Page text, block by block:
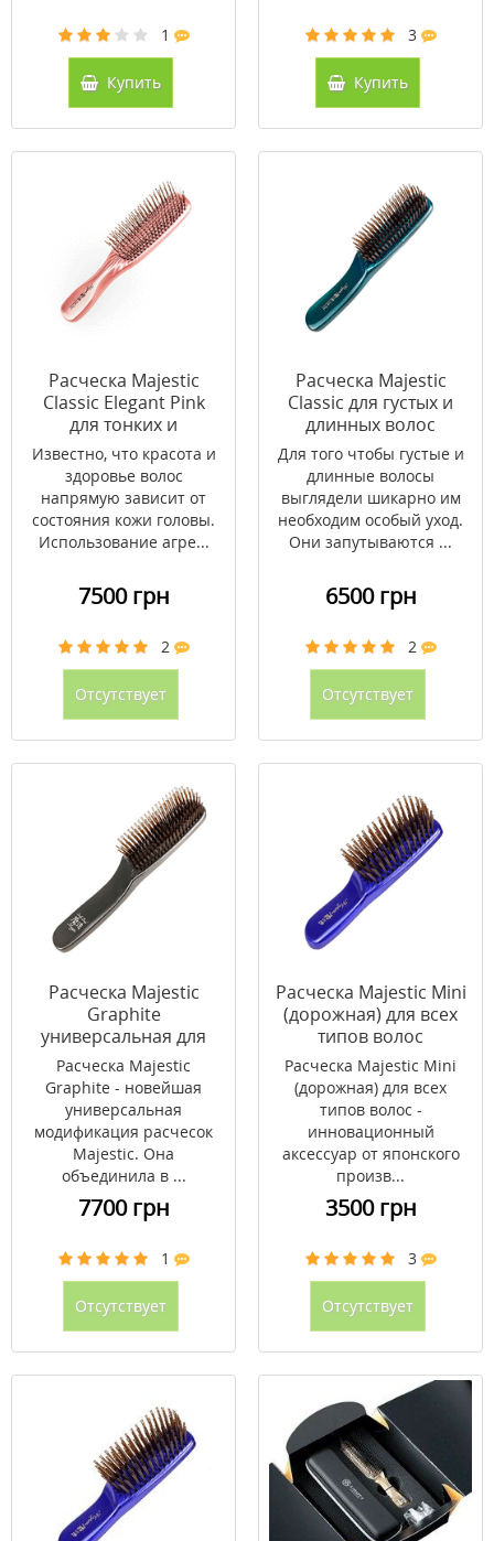
1
Купить
3
Купить
Расческа Majestic
Classic Elegant Pink
для тонких и
ослабленных волос
Известно, что красота и
здоровье волос
напрямую зависит от
состояния кожи головы.
Использование агре...
7500 грн
2
Отсутствует
Расческа Majestic
Classic для густых и
длинных волос
Для того чтобы густые и
длинные волосы
выглядели шикарно им
необходим особый уход.
Они запутываются ...
6500 грн
2
Отсутствует
Расческа Majestic
Graphite
универсальная для
всех типов волос
Расческа Majestic
Graphite - новейшая
универсальная
модификация расчесок
Majestic. Она
объединила в ...
7700 грн
1
Отсутствует
Расческа Majestic Mini
(дорожная) для всех
типов волос
Расческа Majestic Mini
(дорожная) для всех
типов волос -
инновационный
аксессуар от японского
произв...
3500 грн
3
Отсутствует